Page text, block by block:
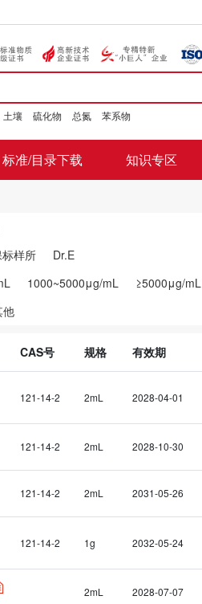
土壤 硫化物 总氮 苯系物
标准/目录下载 知识专区
样所
Dr.E
1000~5000μg/mL ≥5000μg/mL
他
CAS号 规格 有效期
121-14-2 2mL 2028-04-01
121-14-2 2mL 2028-10-30
121-14-2 2mL 2031-05-26
121-14-2 1g 2032-05-24
2mL 2028-07-07